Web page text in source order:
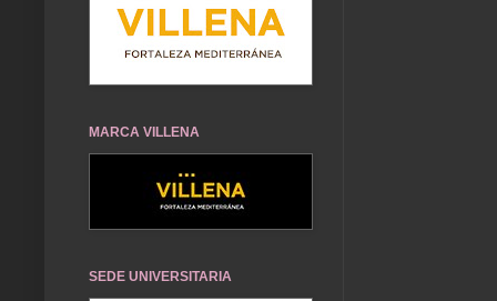
MARCA VILLENA
SEDE UNIVERSITARIA